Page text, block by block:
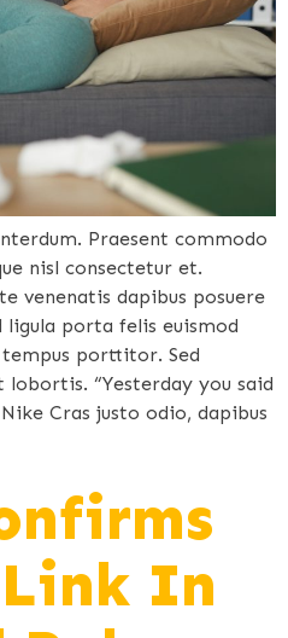
Praesent commodo
nisl consectetur et.
venenatis dapibus posuere
porta felis euismod
porttitor. Sed
“Yesterday you said
Cras justo odio, dapibus
In